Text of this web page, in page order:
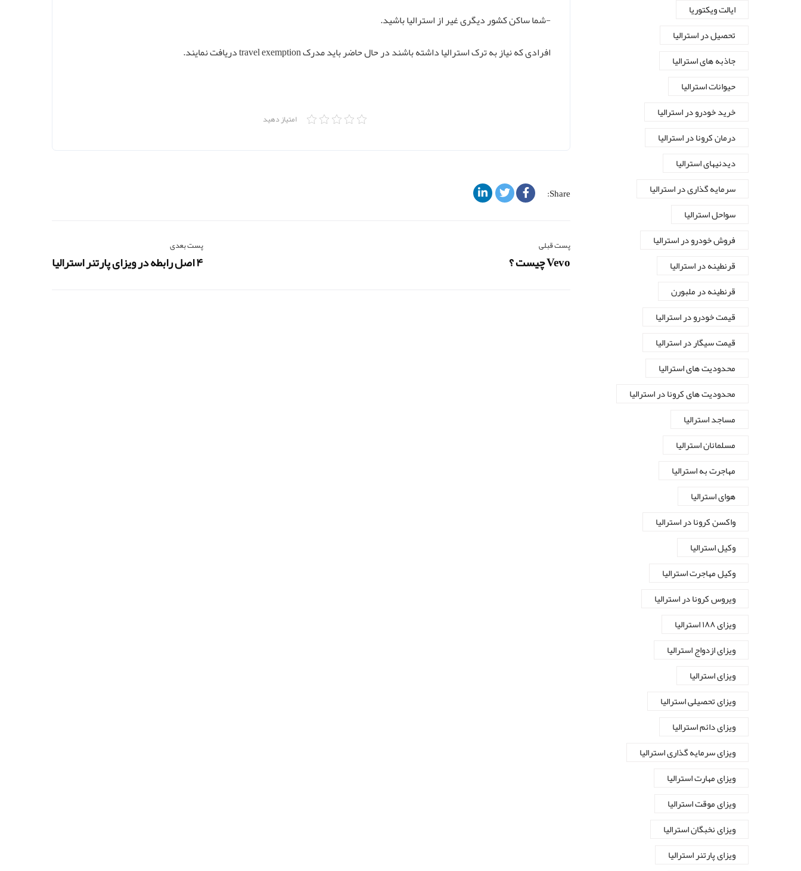
-شما ساکن کشور دیگری غیر از استرالیا باشید.
افرادی که نیاز به ترک استرالیا داشته باشند در حال حاضر باید مدرک travel exemption دریافت نمایند.
امتیاز دهید
Share:
پست قبلی
Vevo چیست ؟
پست بعدی
۴ اصل رابطه در ویزای پارتنر استرالیا
ایالت ویکتوریا
تحصیل در استرالیا
جاذبه های استرالیا
حیوانات استرالیا
خرید خودرو در استرالیا
درمان کرونا در استرالیا
دیدنیهای استرالیا
سرمایه گذاری در استرالیا
سواحل استرالیا
فروش خودرو در استرالیا
قرنطینه در استرالیا
قرنطینه در ملبورن
قیمت خودرو در استرالیا
قیمت سیگار در استرالیا
محدودیت های استرالیا
محدودیت های کرونا در استرالیا
مساجد استرالیا
مسلمانان استرالیا
مهاجرت به استرالیا
هوای استرالیا
واکسن کرونا در استرالیا
وکیل استرالیا
وکیل مهاجرت استرالیا
ویروس کرونا در استرالیا
ویزای ۱۸۸ استرالیا
ویزای ازدواج استرالیا
ویزای استرالیا
ویزای تحصیلی استرالیا
ویزای دائم استرالیا
ویزای سرمایه گذاری استرالیا
ویزای مهارت استرالیا
ویزای موقت استرالیا
ویزای نخبگان استرالیا
ویزای پارتنر استرالیا